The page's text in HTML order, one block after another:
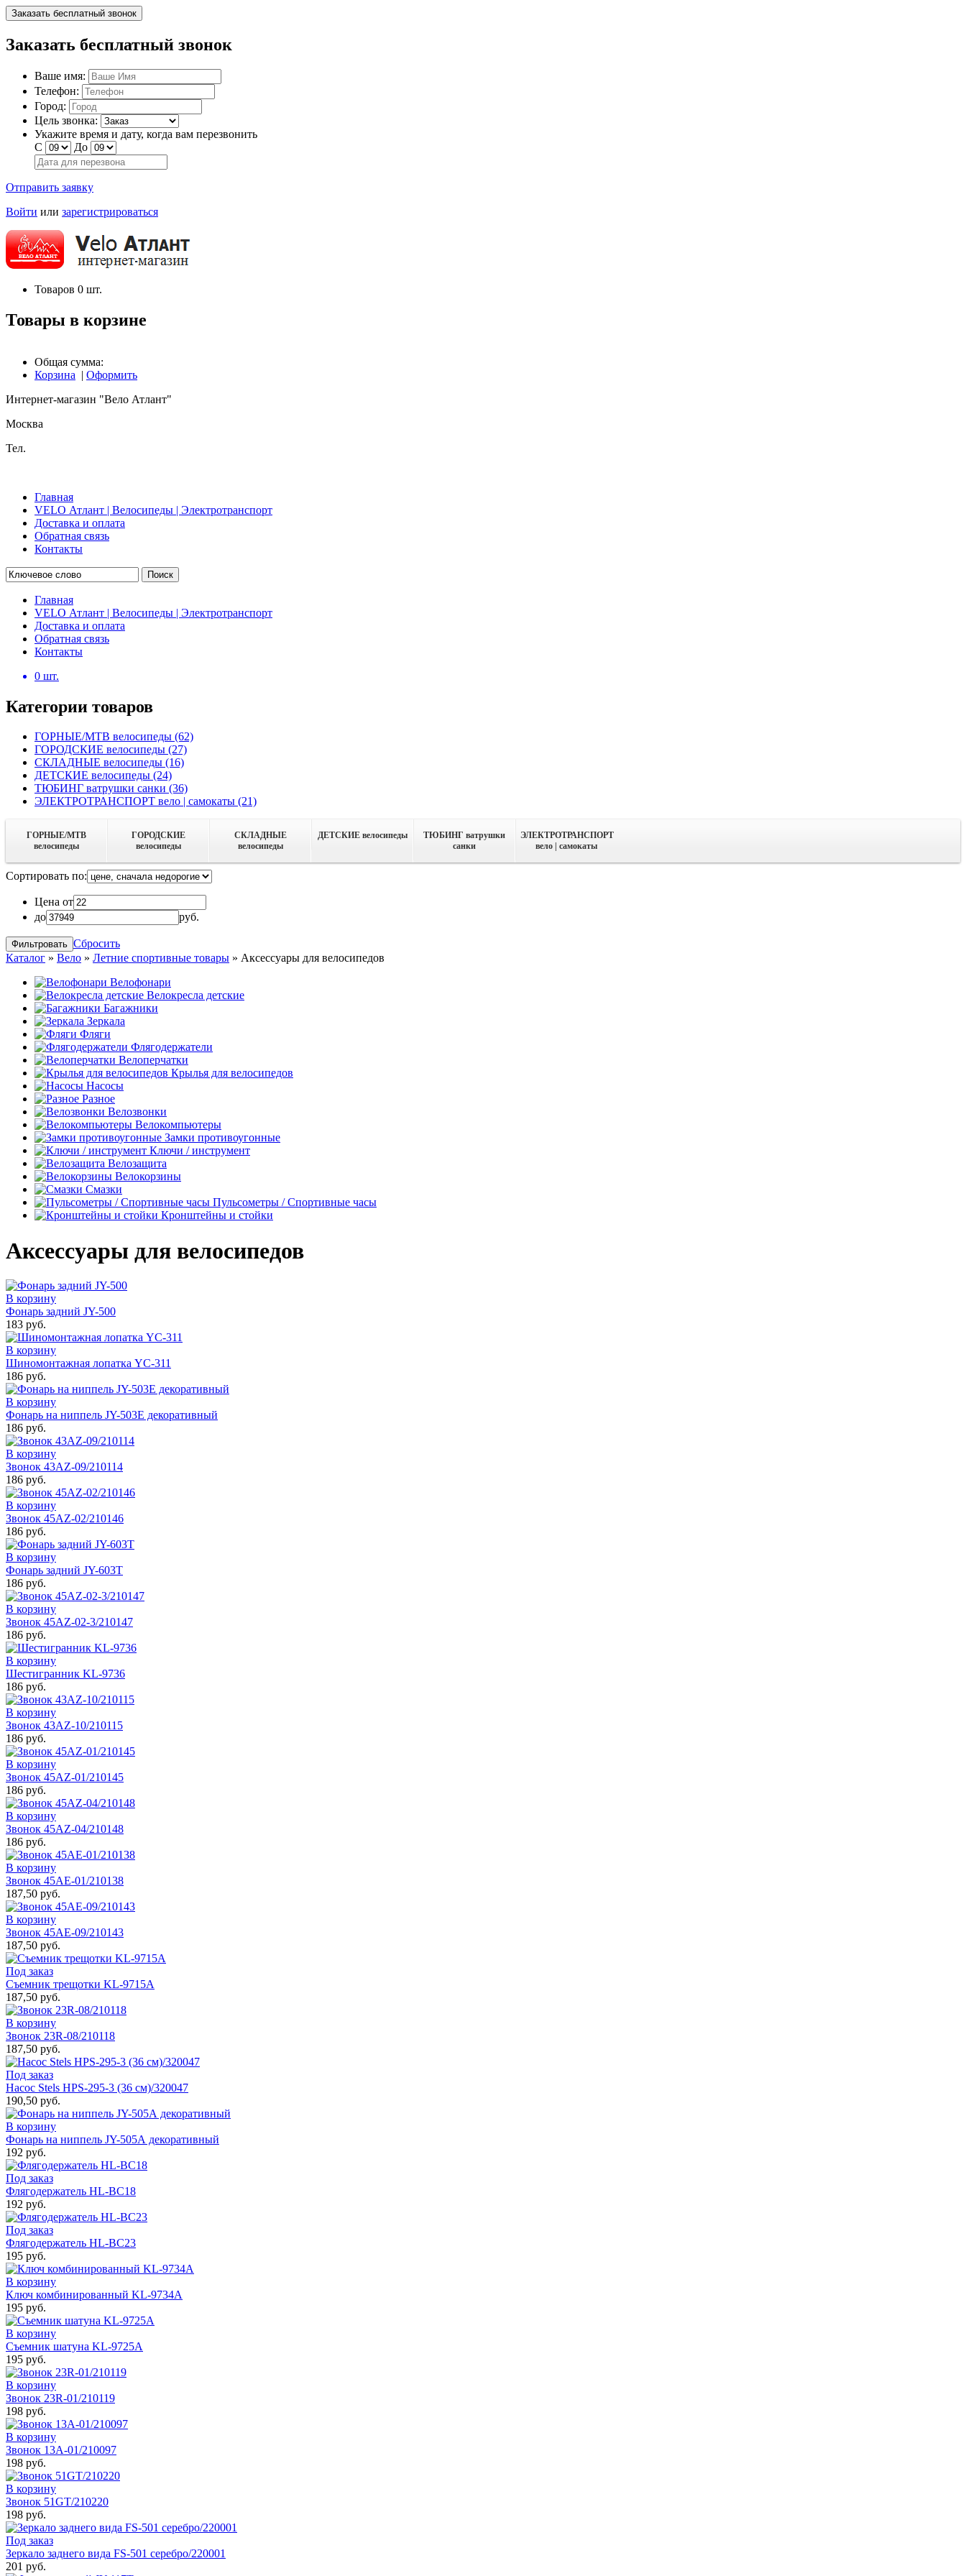
Заказать бесплатный звонок
Заказать бесплатный звонок
Ваше имя:
Телефон:
Город:
Цель звонка:
Укажите время и дату, когда вам перезвонить
С
До
Отправить заявку
Войти или зарегистрироваться
Товаров 0 шт.
Товары в корзине
Общая сумма:
Корзина | Оформить
Интернет-магазин "Вело Атлант"
Москва
Тел.
Главная
VELO Атлант | Велосипеды | Электротранспорт
Доставка и оплата
Обратная связь
Контакты
Поиск
Главная
VELO Атлант | Велосипеды | Электротранспорт
Доставка и оплата
Обратная связь
Контакты
0 шт.
Категории товаров
ГОРНЫЕ/MTB велосипеды (62)
ГОРОДСКИЕ велосипеды (27)
СКЛАДНЫЕ велосипеды (16)
ДЕТСКИЕ велосипеды (24)
ТЮБИНГ ватрушки санки (36)
ЭЛЕКТРОТРАНСПОРТ вело | самокаты (21)
ГОРНЫЕ/MTB
велосипеды
ГОРОДСКИЕ
велосипеды
СКЛАДНЫЕ
велосипеды
ДЕТСКИЕ велосипеды
ТЮБИНГ ватрушки
санки
ЭЛЕКТРОТРАНСПОРТ
вело | самокаты
Сортировать по:
Цена от
до
руб.
Сбросить
Каталог » Вело » Летние спортивные товары » Аксессуары для велосипедов
Велофонари
Велокресла детские
Багажники
Зеркала
Фляги
Флягодержатели
Велоперчатки
Крылья для велосипедов
Насосы
Разное
Велозвонки
Велокомпьютеры
Замки противоугонные
Ключи / инструмент
Велозащита
Велокорзины
Смазки
Пульсометры / Спортивные часы
Кронштейны и стойки
Аксессуары для велосипедов
В корзину
Фонарь задний JY-500
183 руб.
В корзину
Шиномонтажная лопатка YC-311
186 руб.
В корзину
Фонарь на ниппель JY-503Е декоративный
186 руб.
В корзину
Звонок 43АZ-09/210114
186 руб.
В корзину
Звонок 45АZ-02/210146
186 руб.
В корзину
Фонарь задний JY-603Т
186 руб.
В корзину
Звонок 45АZ-02-3/210147
186 руб.
В корзину
Шестигранник KL-9736
186 руб.
В корзину
Звонок 43АZ-10/210115
186 руб.
В корзину
Звонок 45AZ-01/210145
186 руб.
В корзину
Звонок 45АZ-04/210148
186 руб.
В корзину
Звонок 45АЕ-01/210138
187,50 руб.
В корзину
Звонок 45АЕ-09/210143
187,50 руб.
Под заказ
Съемник трещотки KL-9715А
187,50 руб.
В корзину
Звонок 23R-08/210118
187,50 руб.
Под заказ
Насос Stels НРS-295-3 (36 см)/320047
190,50 руб.
В корзину
Фонарь на ниппель JY-505А декоративный
192 руб.
Под заказ
Флягодержатель HL-BC18
192 руб.
Под заказ
Флягодержатель HL-BC23
195 руб.
В корзину
Ключ комбинированный KL-9734A
195 руб.
В корзину
Съемник шатуна KL-9725А
195 руб.
В корзину
Звонок 23R-01/210119
198 руб.
В корзину
Звонок 13А-01/210097
198 руб.
В корзину
Звонок 51GT/210220
198 руб.
Под заказ
Зеркало заднего вида FS-501 серебро/220001
201 руб.